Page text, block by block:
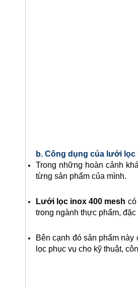
b. Công dụng của lưới lọc
Trong những hoàn cảnh
từng sản phẩm của mình.
Lưới lọc inox 400 mesh có
trong ngành thực phẩm,
Bên cạnh đó sản phẩm
lọc phục vụ cho kỹ thuật,